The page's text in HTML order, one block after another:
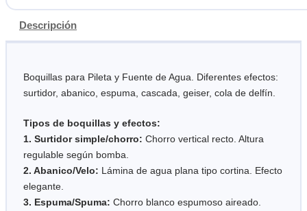
Descripción
Boquillas para Pileta y Fuente de Agua. Diferentes efectos:
surtidor, abanico, espuma, cascada, geiser, cola de delfín.
Tipos de boquillas y efectos:
1. Surtidor simple/chorro: Chorro vertical recto. Altura
regulable según bomba.
2. Abanico/Velo: Lámina de agua plana tipo cortina. Efecto
elegante.
3. Espuma/Spuma: Chorro blanco espumoso aireado.